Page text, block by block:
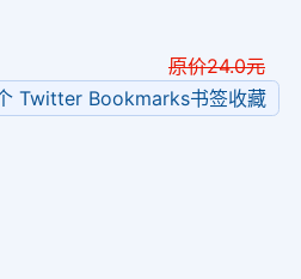
原价24.0元
Twitter Bookmarks书签收藏